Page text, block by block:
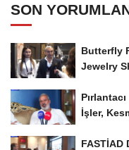
SON
Butterfly
Jewelry
İşler,
FASTİAD